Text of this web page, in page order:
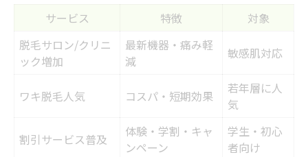
脱毛回数と効果の目安を比較した一覧表
由
回数を重ねるごとに実感できる効果の変化
藤沢市で人気の脱毛回数プランの特徴とは
脱毛効果を高める脇のケア法とは
サービス 特徴
対象
脱毛サロン/クリニ
ック増加
最新機器・痛み軽
減
敏感肌対応
ワキ脱毛人気 コスパ・短期効果
若年層に人
気
割引サービス普及
体験・学割・キャ
ンペーン
学生・初心
者向け